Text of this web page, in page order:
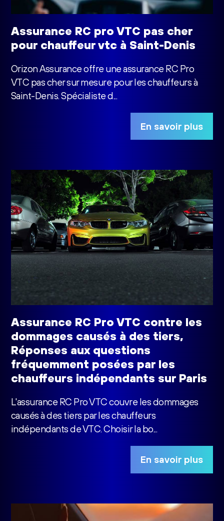
Assurance RC pro VTC pas cher
pour chauffeur vtc à Saint-Denis
Orizon Assurance offre une assurance RC Pro
VTC pas cher sur mesure pour les chauffeurs à
Saint-Denis. Spécialiste d...
En savoir plus
Assurance RC Pro VTC contre les
dommages causés à des tiers,
Réponses aux questions
fréquemment posées par les
chauffeurs indépendants sur Paris
L'assurance RC Pro VTC couvre les dommages
causés à des tiers par les chauffeurs
indépendants de VTC. Choisir la bo...
En savoir plus